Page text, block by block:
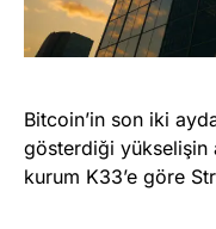
Bitcoin’in son iki
gösterdiği yükselişin
kurum K33’e göre